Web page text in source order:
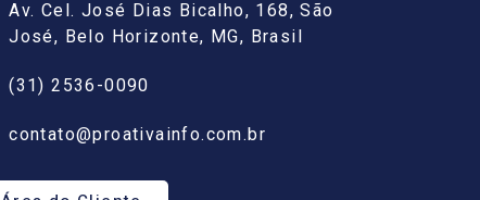
Av. Cel. José Dias Bicalho, 168, São
José, Belo Horizonte, MG, Brasil
(31) 2536-0090
contato@proativainfo.com.br